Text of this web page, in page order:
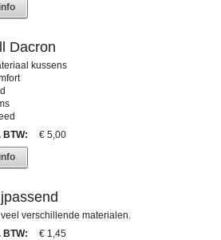
Dacron
kussens
BTW:
€ 5,00
verschillende materialen.
BTW:
€ 1,45